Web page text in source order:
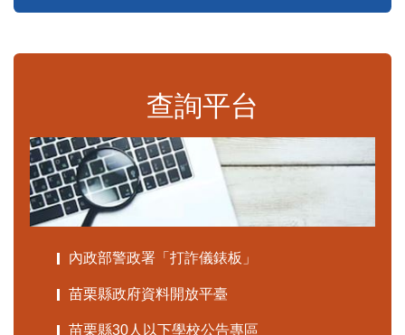
查詢平台
內政部警政署「打詐儀錶板」
苗栗縣政府資料開放平臺
苗栗縣30人以下學校公告專區